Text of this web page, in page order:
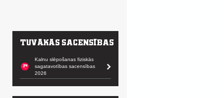
Kalnu slēpošanas fiziskās
sagatavotības sacensības
2026